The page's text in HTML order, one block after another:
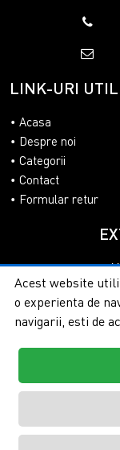
LINK-URI
Acasa
Despre noi
Categorii
Contact
Formular retur
Copyright ©
rezervate.
Acest website
o experienta de
navigarii, esti de